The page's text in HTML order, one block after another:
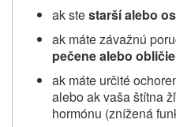
ak stestarší alebo
ak máte závažnú
pečene alebo
ak máte určité
alebo ak vaša štítna
hormónu (znížená